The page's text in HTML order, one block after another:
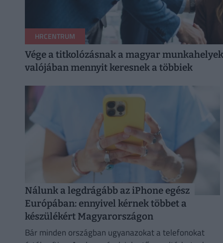
HRCENTRUM
Vége a titkolózásnak a magyar
valójában mennyit keresnek a többiek
Nálunk a legdrágább az iPhone egész
Európában: ennyivel kérnek többet a
készülékért Magyarországon
Bár minden országban ugyanazokat a telefonokat